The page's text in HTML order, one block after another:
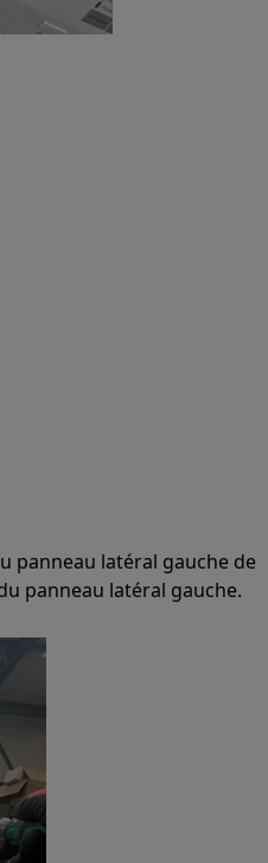
panneau latéral gauche de
panneau latéral gauche.